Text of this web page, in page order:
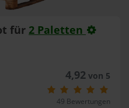
für 2 Paletten
4,92von 5
49 Bewertungen